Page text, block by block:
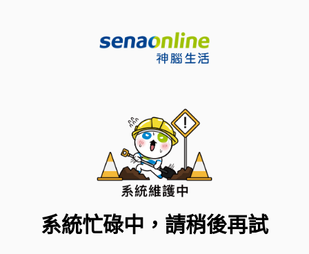
系統忙碌中，請稍後再試